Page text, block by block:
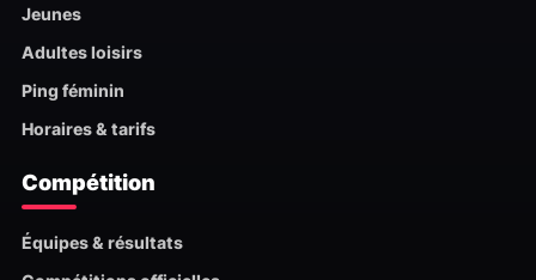
Jeunes
Adultes loisirs
Ping féminin
Horaires & tarifs
Compétition
Équipes & résultats